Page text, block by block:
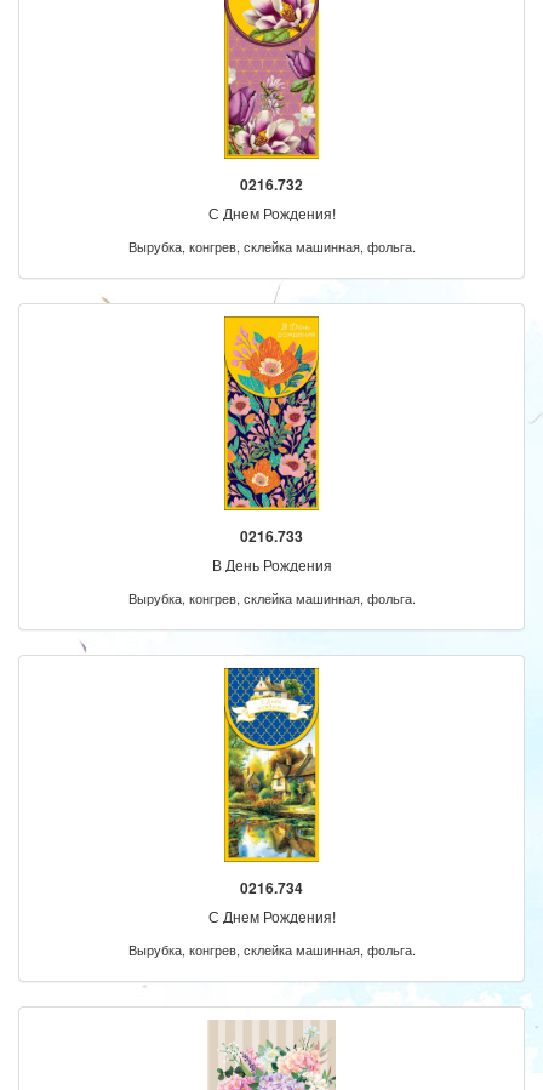
0216.732
С Днем Рождения!
Вырубка, конгрев, склейка машинная, фольга.
0216.733
В День Рождения
Вырубка, конгрев, склейка машинная, фольга.
0216.734
С Днем Рождения!
Вырубка, конгрев, склейка машинная, фольга.